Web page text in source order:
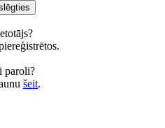
paroli?
šeit.